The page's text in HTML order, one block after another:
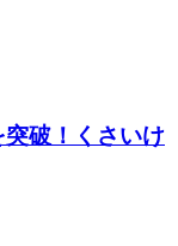
突破！くさいけ